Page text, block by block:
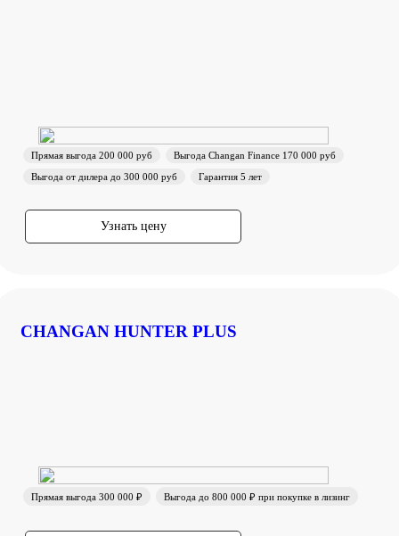
Прямая выгода 200 000 руб
Выгода Changan Finance 170 000 руб
Выгода от дилера до 300 000 руб
Гарантия 5 лет
Узнать цену
CHANGAN HUNTER PLUS
Прямая выгода 300 000 ₽ Выгода до 800 000 ₽ при покупке в лизинг